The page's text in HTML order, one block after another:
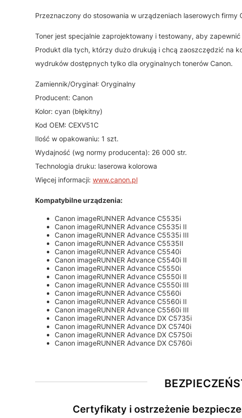
Przeznaczony do stosowania w urządzeniach laserowych firmy
Toner jest specjalnie zaprojektowany i testowany, aby
Produkt dla tych, którzy dużo drukują i chcą zaoszczędzić na
wydruków dostępnych tylko dla oryginalnych tonerów Canon.
Zamiennik/Oryginał: Oryginalny
Producent: Canon
Kolor: cyan (błękitny)
Kod OEM: CEXV51C
Ilość w opakowaniu: 1 szt.
Wydajność (wg normy producenta): 26 000 str.
Technologia druku: laserowa kolorowa
Więcej informacji: www.canon.pl
Kompatybilne urządzenia:
Canon imageRUNNER Advance C5535i
Canon imageRUNNER Advance C5535i II
Canon imageRUNNER Advance C5535i III
Canon imageRUNNER Advance C5535II
Canon imageRUNNER Advance C5540i
Canon imageRUNNER Advance C5540i II
Canon imageRUNNER Advance C5550i
Canon imageRUNNER Advance C5550i II
Canon imageRUNNER Advance C5550i III
Canon imageRUNNER Advance C5560i
Canon imageRUNNER Advance C5560i II
Canon imageRUNNER Advance C5560i III
Canon imageRUNNER Advance DX C5735i
Canon imageRUNNER Advance DX C5740i
Canon imageRUNNER Advance DX C5750i
Canon imageRUNNER Advance DX C5760i
Certyfikaty i ostrzeżenie